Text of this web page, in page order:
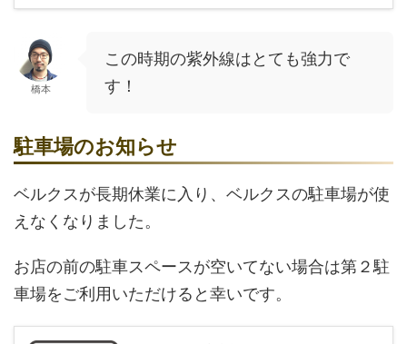
橋本
この時期の紫外線はとても強力で
す！
駐車場のお知らせ
ベルクスが長期休業に入り、ベルクスの駐車場が使
えなくなりました。
お店の前の駐車スペースが空いてない場合は第２駐
車場をご利用いただけると幸いです。